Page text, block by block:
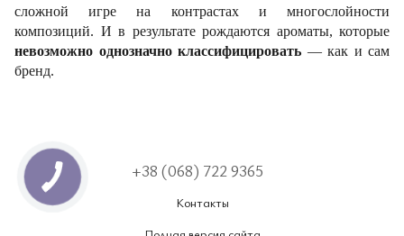
сложной игре на контрастах и многослойности
композиций. И в результате рождаются ароматы, которые
невозможно однозначно классифицировать — как и сам
бренд.
+38 (068) 722 9365
Контакты